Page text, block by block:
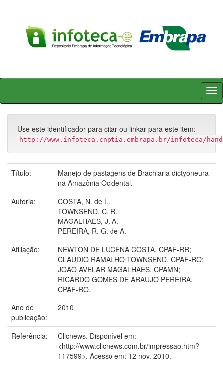
Skip
Use este identificador para citar ou linkar para este item:
http://www.infoteca.cnptia.embrapa.br/infoteca/
Título:
Manejo de pastagens de Brachiaria dictyoneura
na Amazônia Ocidental.
Autoria:
COSTA, N. de L.
TOWNSEND, C. R.
MAGALHAES, J. A.
PEREIRA, R. G. de A.
Afiliação:
NEWTON DE LUCENA COSTA, CPAF-RR;
CLAUDIO RAMALHO TOWNSEND, CPAF-RO;
JOAO AVELAR MAGALHAES, CPAMN;
RICARDO GOMES DE ARAUJO PEREIRA,
CPAF-RO.
Ano de
publicação:
2010
Referência:
Clicnews. Disponível em:
<http://www.clicnews.com.br/impressao.htm?
117599>. Acesso em: 12 nov. 2010.